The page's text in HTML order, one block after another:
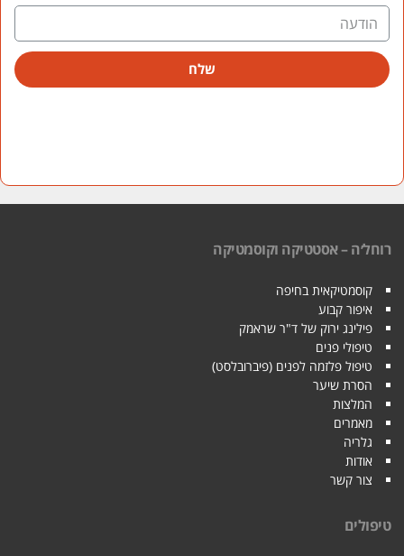
שלח
רוחל׳ה – אסטטיקה וקוסמטיקה
קוסמטיקאית בחיפה
איפור קבוע
פילינג ירוק של ד"ר שראמק
טיפולי פנים
טיפול פלזמה לפנים (פיברובלסט)
הסרת שיער
המלצות
מאמרים
גלריה
אודות
צור קשר
טיפולים